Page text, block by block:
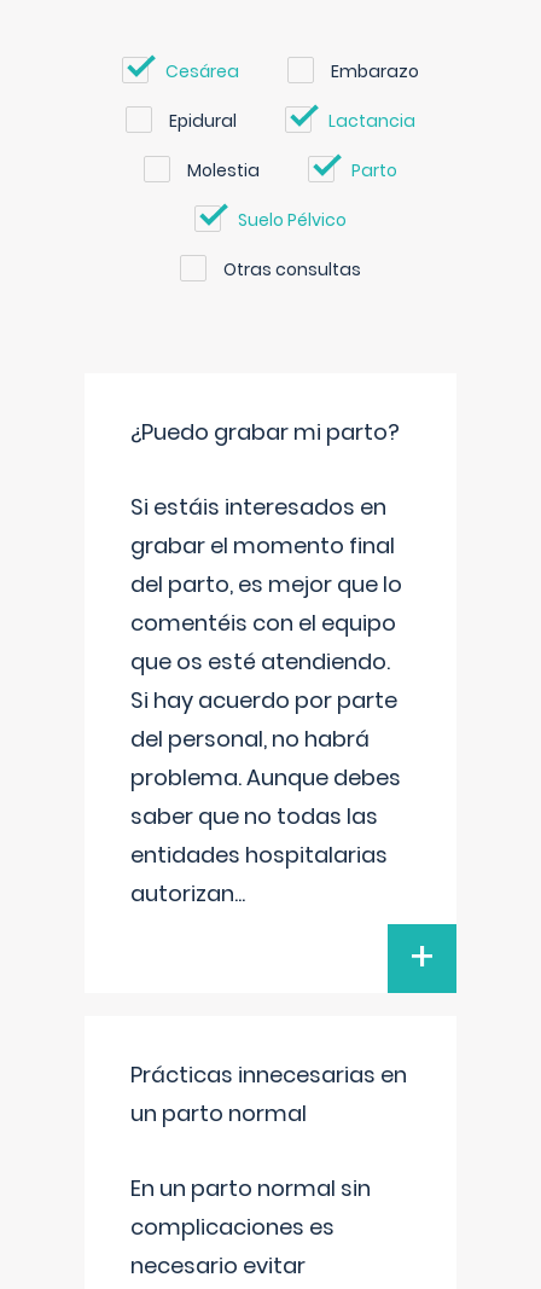
Cesárea Embarazo
Epidural Lactancia
Molestia Parto
Suelo Pélvico
Otras consultas
¿Puedo grabar mi parto?
Si estáis interesados en
grabar el momento final
del parto, es mejor que lo
comentéis con el equipo
que os esté atendiendo.
Si hay acuerdo por parte
del personal, no habrá
problema. Aunque debes
saber que no todas las
entidades hospitalarias
autorizan...
+
Prácticas innecesarias en
un parto normal
En un parto normal sin
complicaciones es
necesario evitar